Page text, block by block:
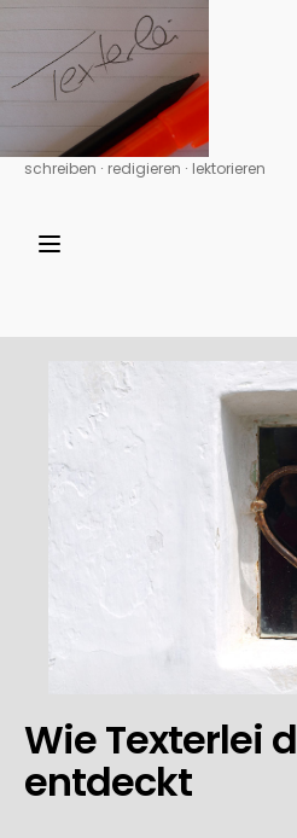
schreiben ∙ redigieren ∙ lektorieren
Wie Texterlei
entdeckt